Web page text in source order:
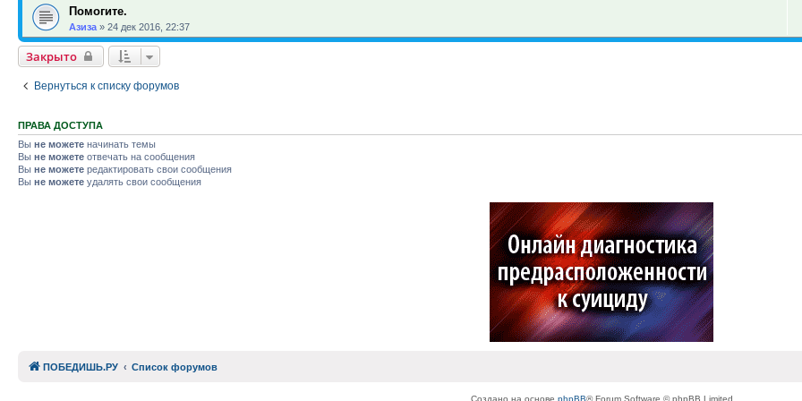
Помогите.
Азиза » 24 дек 2016, 22:37
Закрыто
Вернуться к списку форумов
ПРАВА ДОСТУПА
Вы не можете начинать темы
Вы не можете отвечать на сообщения
Вы не можете редактировать свои сообщения
Вы не можете удалять свои сообщения
ПОБЕДИШЬ.РУ Список форумов
Создано на основе phpBB® Forum Software © phpBB Limited